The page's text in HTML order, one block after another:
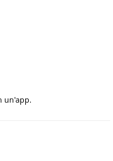
un'app.